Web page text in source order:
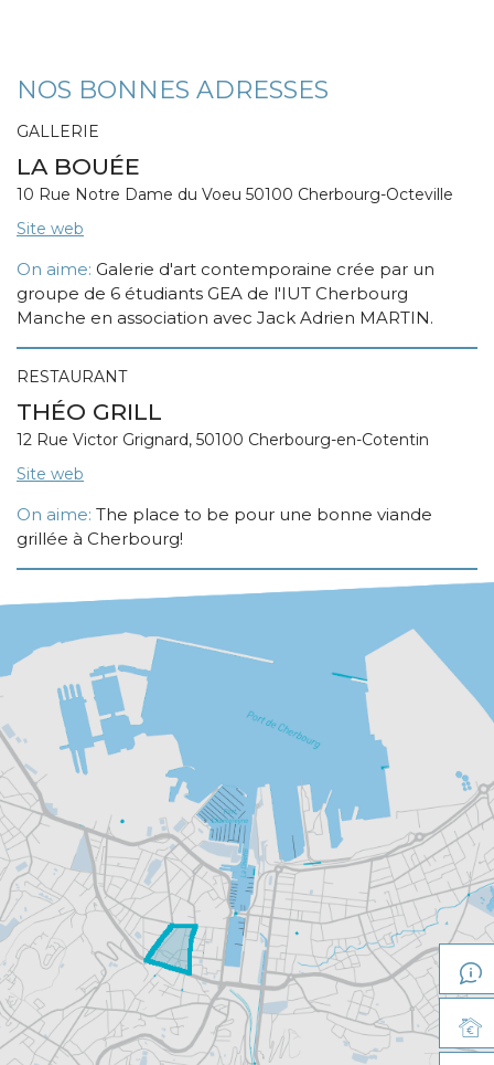
NOS BONNES ADRESSES
GALLERIE
LA BOUÉE
10 Rue Notre Dame du Voeu 50100 Cherbourg-Octeville
Site web
On aime: Galerie d'art contemporaine crée par un
groupe de 6 étudiants GEA de l'IUT Cherbourg
Manche en association avec Jack Adrien MARTIN.
RESTAURANT
THÉO GRILL
12 Rue Victor Grignard, 50100 Cherbourg-en-Cotentin
Site web
On aime: The place to be pour une bonne viande
grillée à Cherbourg!